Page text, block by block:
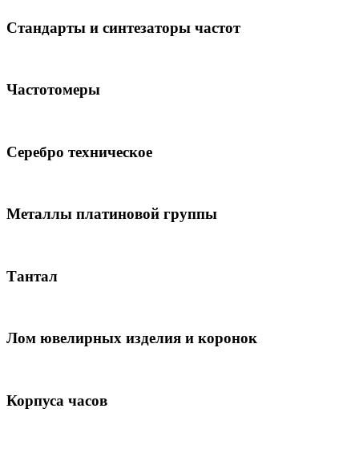
Стандарты и синтезаторы частот
Частотомеры
Серебро техническое
Металлы платиновой группы
Тантал
Лом ювелирных изделия и коронок
Корпуса часов